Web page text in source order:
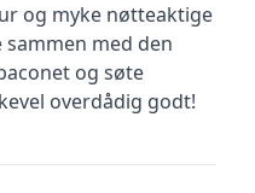
og myke nøtteaktige
med den
og søte
overdådig godt!